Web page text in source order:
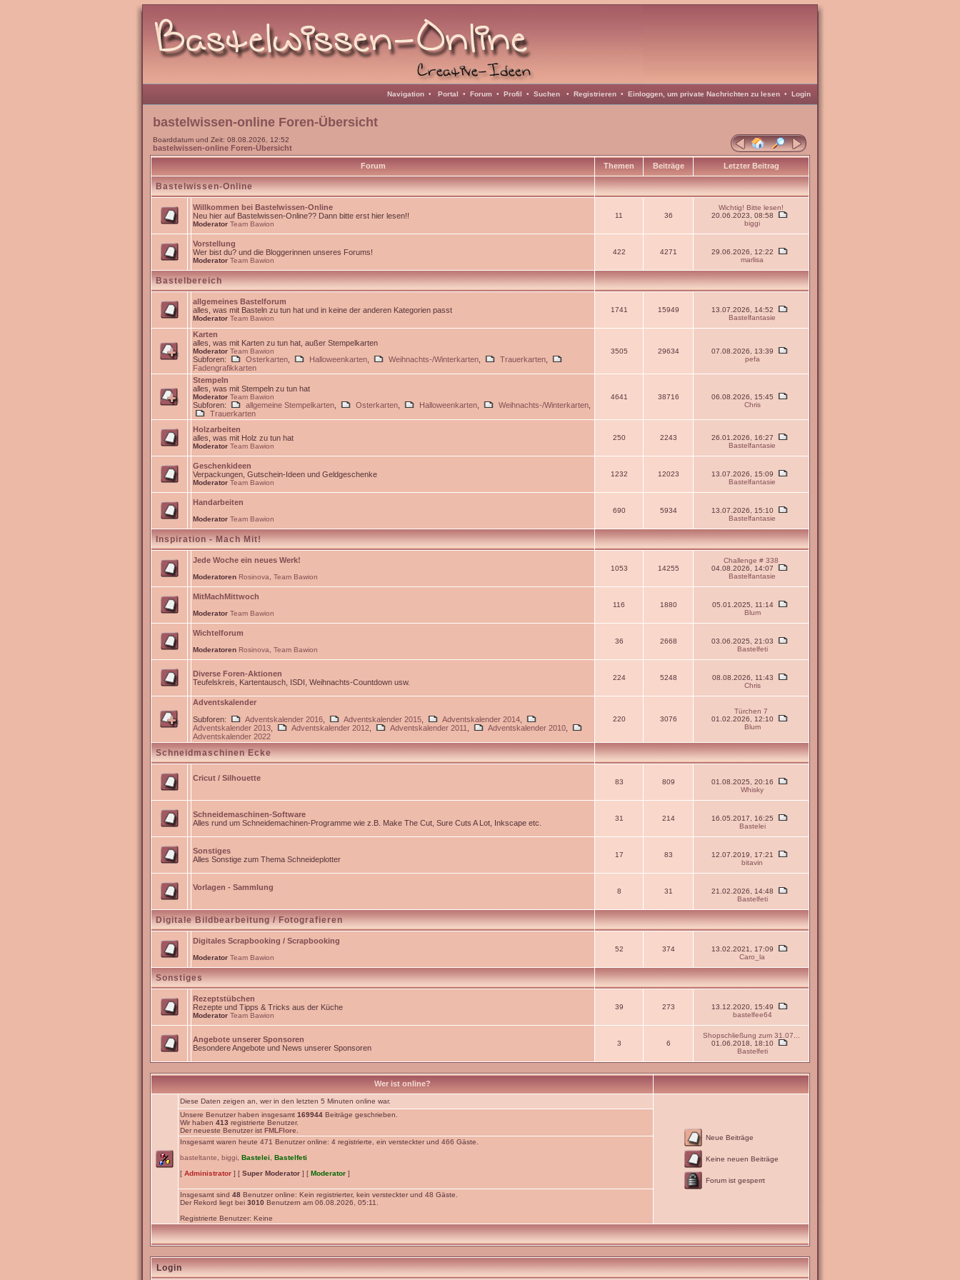
Navigation • Portal • Forum • Profil • Suchen • Registrieren • Einloggen, um private Nachrichten zu lesen • Login
bastelwissen-online Foren-Übersicht
Boarddatum und Zeit: 08.08.2026, 12:52
bastelwissen-online Foren-Übersicht
Forum Themen Beiträge Letzter Beitrag
Bastelwissen-Online
Willkommen bei Bastelwissen-Online
Neu hier auf Bastelwissen-Online?? Dann bitte erst hier lesen!!
Moderator Team Bawion
11 36
Wichtig! Bitte lesen!
20.06.2023, 08:58
biggi
Vorstellung
Wer bist du? und die Bloggerinnen unseres Forums!
Moderator Team Bawion
422 4271
29.06.2026, 12:22
marlisa
Bastelbereich
allgemeines Bastelforum
alles, was mit Basteln zu tun hat und in keine der anderen Kategorien passt
Moderator Team Bawion
1741 15949
13.07.2026, 14:52
Bastelfantasie
Karten
alles, was mit Karten zu tun hat, außer Stempelkarten
Moderator Team Bawion
Subforen: Osterkarten Halloweenkarten Weihnachts-/Winterkarten Trauerkarten
Fadengrafikkarten
3505 29634
07.08.2026, 13:39
pefa
Stempeln
alles, was mit Stempeln zu tun hat
Moderator Team Bawion
Subforen: allgemeine Stempelkarten Osterkarten Halloweenkarten Weihnachts-/Winterkarten
Trauerkarten
4641 38716
06.08.2026, 15:45
Chris
Holzarbeiten
alles, was mit Holz zu tun hat
Moderator Team Bawion
250 2243
26.01.2026, 16:27
Bastelfantasie
Geschenkideen
Verpackungen, Gutschein-Ideen und Geldgeschenke
Moderator Team Bawion
1232 12023
13.07.2026, 15:09
Bastelfantasie
Handarbeiten
Moderator Team Bawion
690 5934
13.07.2026, 15:10
Bastelfantasie
Inspiration - Mach Mit!
Jede Woche ein neues Werk!
Moderatoren Rosinova Team Bawion
1053 14255
Challenge # 338
04.08.2026, 14:07
Bastelfantasie
MitMachMittwoch
Moderator Team Bawion
116 1880
05.01.2025, 11:14
Blum
Wichtelforum
Moderatoren Rosinova Team Bawion
36 2668
03.06.2025, 21:03
Bastelfeti
Diverse Foren-Aktionen
Teufelskreis, Kartentausch, ISDI, Weihnachts-Countdown usw.
224 5248
08.08.2026, 11:43
Chris
Adventskalender
Subforen:
Adventskalender 2016 Adventskalender 2015 Adventskalender 2014
Adventskalender 2013
Adventskalender 2012 Adventskalender 2011 Adventskalender 2010
Adventskalender 2022
220 3076
Türchen 7
01.02.2026, 12:10
Blum
Schneidmaschinen Ecke
Cricut / Silhouette 83 809
01.08.2025, 20:16
Whisky
Schneidemaschinen-Software
Alles rund um Schneidemachinen-Programme wie z.B. Make The Cut, Sure Cuts A Lot, Inkscape etc.
31 214
16.05.2017, 16:25
Bastelei
Sonstiges
Alles Sonstige zum Thema Schneideplotter
17 83
12.07.2019, 17:21
bitavin
Vorlagen - Sammlung 8 31
21.02.2026, 14:48
Bastelfeti
Digitale Bildbearbeitung / Fotografieren
Digitales Scrapbooking / Scrapbooking
Moderator Team Bawion
52 374
13.02.2021, 17:09
Caro_la
Sonstiges
Rezeptstübchen
Rezepte und Tipps & Tricks aus der Küche
Moderator Team Bawion
39 273
13.12.2020, 15:49
bastelfee64
Angebote unserer Sponsoren
Besondere Angebote und News unserer Sponsoren
3 6
Shopschließung zum 31.07...
01.06.2018, 18:10
Bastelfeti
Wer ist online?
Diese Daten zeigen an, wer in den letzten 5 Minuten online war.
Neue Beiträge
Keine neuen Beiträge
Forum ist gesperrt
Unsere Benutzer haben insgesamt 169944 Beiträge geschrieben.
Wir haben 413 registrierte Benutzer.
Der neueste Benutzer ist FMLFlore
Insgesamt waren heute 471 Benutzer online: 4 registrierte, ein versteckter und 466 Gäste.
basteltante
biggi Bastelei
Bastelfeti
[ Administrator ] [ Super Moderator ] [ Moderator ]
Insgesamt sind 48 Benutzer online: Kein registrierter, kein versteckter und 48 Gäste.
Der Rekord liegt bei 3010 Benutzern am 06.08.2026, 05:11.
Registrierte Benutzer: Keine
Login